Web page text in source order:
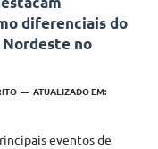
diferenciais do
no
ATUALIZADO EM:
eventos de